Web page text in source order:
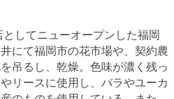
してニューオープンした福岡
にて福岡市の花市場や、契約農
吊るし、乾燥。色味が濃く残っ
リースに使用し、バラやユーカ